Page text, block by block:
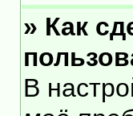
» Как
В